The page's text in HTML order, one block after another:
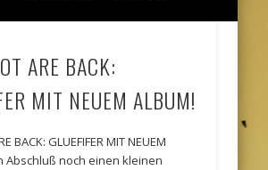
ARE BACK:
MIT NEUEM ALBUM!
BACK: GLUEFIFER MIT NEUEM
Abschluß noch einen kleinen